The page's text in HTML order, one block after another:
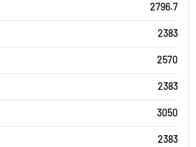
2796.7
2383
2570
2383
3050
2383